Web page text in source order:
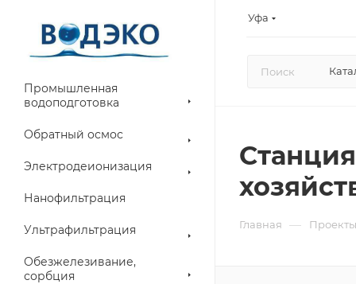
Уфа
Промышленная
водоподготовка
Обратный осмос
Электродеионизация
Нанофильтрация
Ультрафильтрация
Обезжелезивание,
сорбция
Главная — Проекты